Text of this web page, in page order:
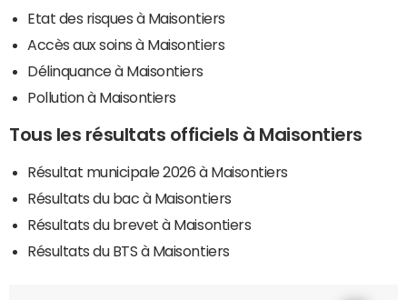
Etat des risques à Maisontiers
Accès aux soins à Maisontiers
Délinquance à Maisontiers
Pollution à Maisontiers
Tous les résultats officiels à Maisontiers
Résultat municipale 2026 à Maisontiers
Résultats du bac à Maisontiers
Résultats du brevet à Maisontiers
Résultats du BTS à Maisontiers